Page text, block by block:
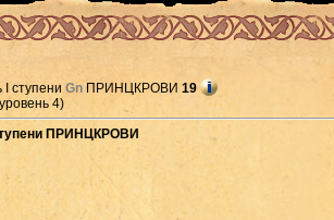
I ступени Gn ПРИНЦКРОВИ 19
4)
ПРИНЦКРОВИ